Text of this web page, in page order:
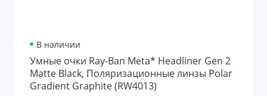
В наличии
Умные очки Ray-Ban Meta* Headliner Gen 2
Matte Black, Поляризационные линзы Polar
Gradient Graphite (RW4013)